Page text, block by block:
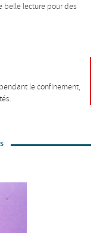
belle lecture pour des
le confinement,